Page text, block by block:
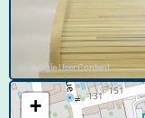
© Google User Content
+